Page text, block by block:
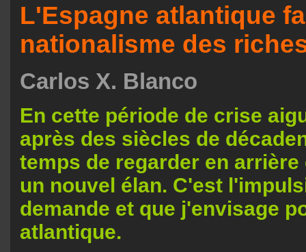
L'Espagne atlantique
nationalisme des
Carlos X. Blanco
En cette période de crise
après des siècles de
temps de regarder en arrière
un nouvel élan. C'est
demande et que j'envisage
atlantique.